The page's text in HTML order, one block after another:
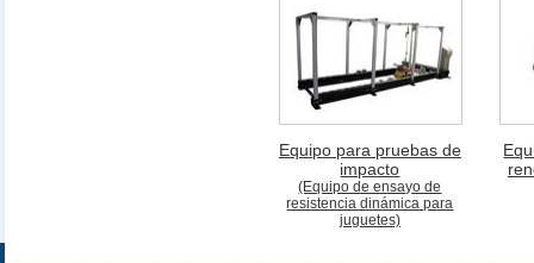
Equipo para pruebas de
impacto
(Equipo de ensayo de
resistencia dinámica para
juguetes)